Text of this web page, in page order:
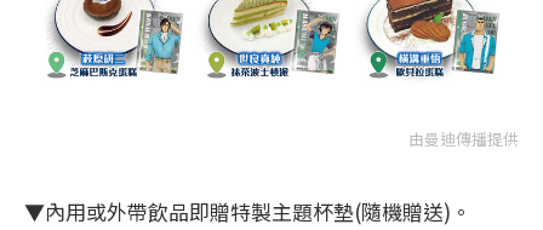
由曼迪傳播提供
▼內用或外帶飲品即贈特製主題杯墊(隨機贈送)。